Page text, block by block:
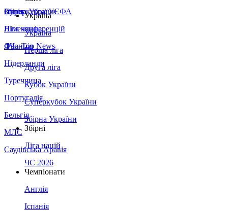
Збірна України
Італія
Німеччина
Франція
Нідерланди
Туреччина
Португалія
Бельгія
МЛС
Саудівська Аравія
Суперкубок УЄФА
Ліга конференцій
ЛЧ - Top News
Україна
Україна
Перша ліга
Друга ліга
Кубок України
Суперкубок України
Збірна України
Збірні
Ліга націй
ЧС 2026
Чемпіонати
Англія
Іспанія